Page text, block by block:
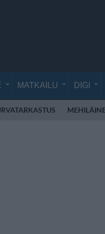
MATKAILU DIGI